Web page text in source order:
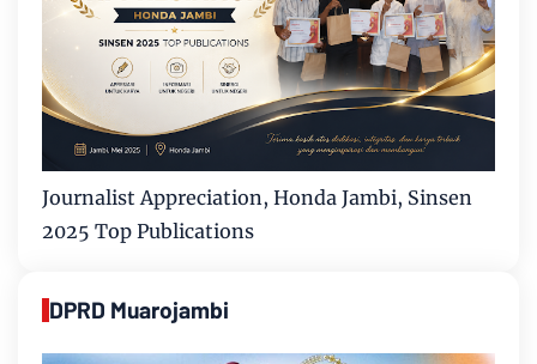
Journalist Appreciation, Honda Jambi, Sinsen
2025 Top Publications
DPRD Muarojambi